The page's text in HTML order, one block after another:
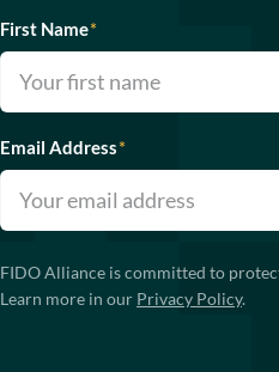
First Name*
Email Address*
FIDO Alliance is committed to
Learn more in our Privacy Policy.